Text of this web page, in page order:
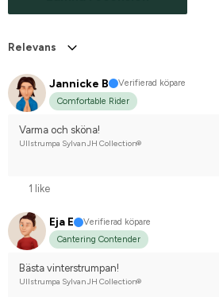
Relevans
Jannicke B
Verifierad köpare
Comfortable Rider
Varma och sköna!
Ullstrumpa Sylvan JH Collection®
1 like
Eja E
Verifierad köpare
Cantering Contender
Bästa vinterstrumpan!
Ullstrumpa Sylvan JH Collection®